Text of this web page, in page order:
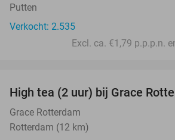
Putten
Verkocht: 2.535
Excl. ca. €1,79 p.p.p.n.
High tea (2 uur) bij Grace
Grace Rotterdam
Rotterdam (12 km)